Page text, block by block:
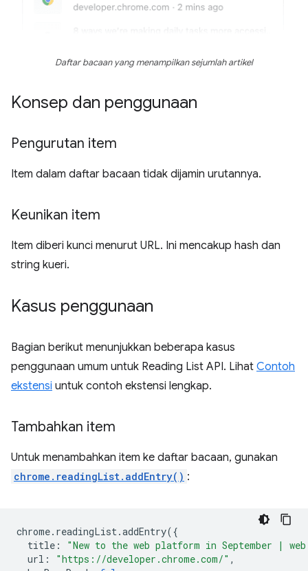
Daftar bacaan yang menampilkan sejumlah artikel
Konsep dan penggunaan
Pengurutan item
Item dalam daftar bacaan tidak dijamin urutannya.
Keunikan item
Item diberi kunci menurut URL. Ini mencakup hash dan
string kueri.
Kasus penggunaan
Bagian berikut menunjukkan beberapa kasus
penggunaan umum untuk Reading List API. Lihat Contoh
ekstensi untuk contoh ekstensi lengkap.
Tambahkan item
Untuk menambahkan item ke daftar bacaan, gunakan
chrome.readingList.addEntry() :
chrome. readingList .addEntry({
title :
"New to the web platform in September |
url : "https://developer.chrome.com/" ,